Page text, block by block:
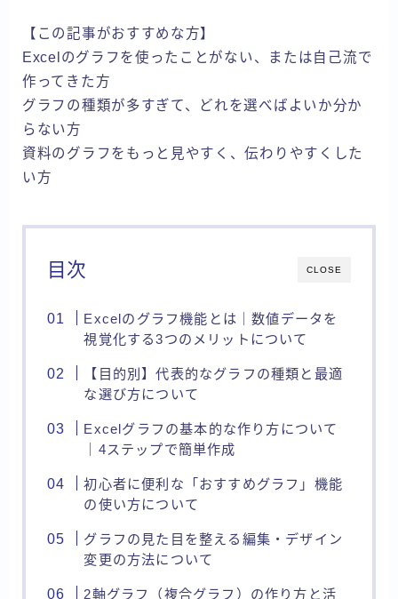
【この記事がおすすめな方】
Excelのグラフを使ったことがない、または自己流で
作ってきた方
グラフの種類が多すぎて、どれを選べばよいか分か
らない方
資料のグラフをもっと見やすく、伝わりやすくした
い方
CLOSE
目次
Excelのグラフ機能とは｜数値データを
視覚化する3つのメリットについて
【目的別】代表的なグラフの種類と最適
な選び方について
Excelグラフの基本的な作り方について
｜4ステップで簡単作成
初心者に便利な「おすすめグラフ」機能
の使い方について
グラフの見た目を整える編集・デザイン
変更の方法について
2軸グラフ（複合グラフ）の作り方と活